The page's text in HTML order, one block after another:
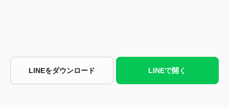
LINEをダウンロード LINEで開く